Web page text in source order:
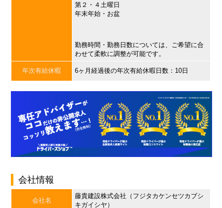
第２・４土曜日
年末年始・お盆
勤務時間・勤務日数については、ご希望に合
わせて柔軟に調整が可能です。
年次有給休暇 6ヶ月経過後の年次有給休暇日数：10日
会社情報
会社名
藤貴建設株式会社（フジタカケンセツカブシ
キガイシヤ）